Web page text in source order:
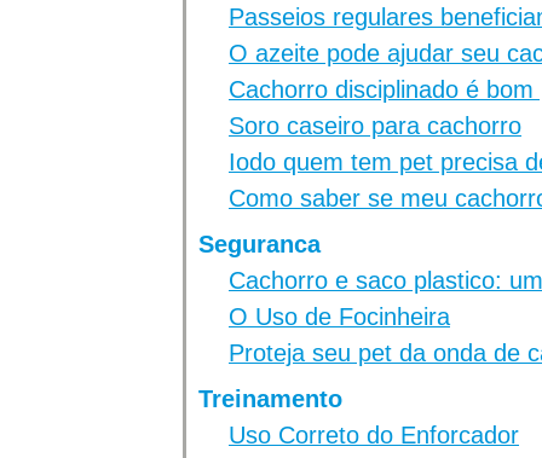
Passeios regulares
O azeite pode ajudar seu
Cachorro disciplinado é
Soro caseiro para cachorro
Iodo quem tem pet precisa
Como saber se meu
Seguranca
Cachorro e saco plastico:
O Uso de Focinheira
Proteja seu pet da onda de
Treinamento
Uso Correto do Enforcador